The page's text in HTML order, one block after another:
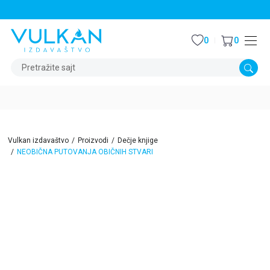
Pretražite sajt
0 0
Vulkan izdavaštvo Proizvodi
Dečje knjige
NEOBIČNA PUTOVANJA OBIČNIH STVARI